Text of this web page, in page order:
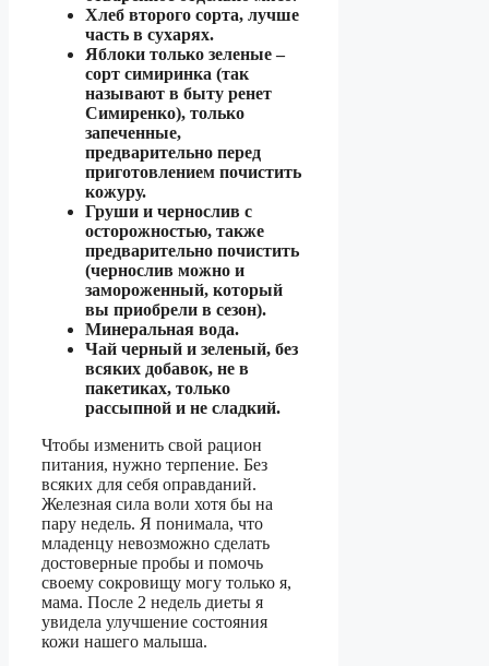
Хлеб второго сорта, лучше
часть в сухарях.
Яблоки только зеленые –
сорт симиринка (так
называют в быту ренет
Симиренко), только
запеченные,
предварительно перед
приготовлением почистить
кожуру.
Груши и чернослив с
осторожностью, также
предварительно почистить
(чернослив можно и
замороженный, который
вы приобрели в сезон).
Минеральная вода.
Чай черный и зеленый, без
всяких добавок, не в
пакетиках, только
рассыпной и не сладкий.
Чтобы изменить свой рацион
питания, нужно терпение. Без
всяких для себя оправданий.
Железная сила воли хотя бы на
пару недель. Я понимала, что
младенцу невозможно сделать
достоверные пробы и помочь
своему сокровищу могу только я,
мама. После 2 недель диеты я
увидела улучшение состояния
кожи нашего малыша.